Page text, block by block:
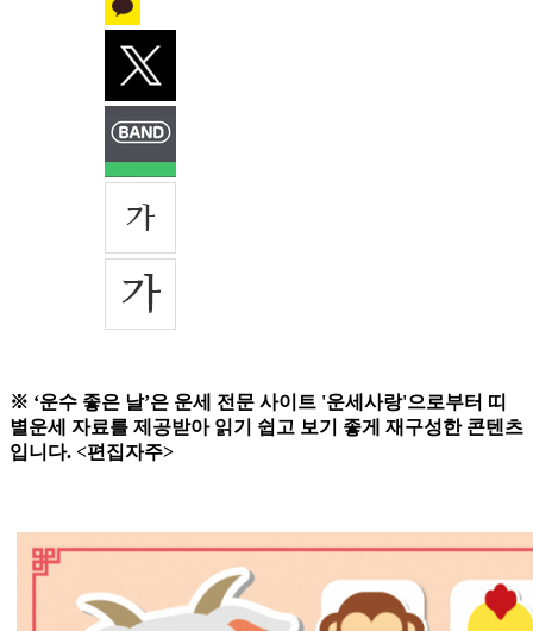
※ ‘운수 좋은 날’은 운세 전문 사이트 '운세사랑'으로부터 띠
별운세 자료를 제공받아 읽기 쉽고 보기 좋게 재구성한 콘텐츠
입니다. <편집자주>